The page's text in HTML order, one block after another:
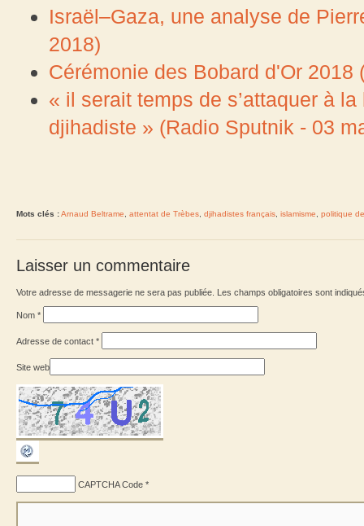
Israël–Gaza, une analyse de
2018)
Cérémonie des Bobard d'Or 2018
« il serait temps de s’attaquer à
djihadiste » (Radio Sputnik - 03
Mots clés :Arnaud Beltrame attentat de Trèbes djihadistes français islamisme politique
Laisser un commentaire
Votre adresse de messagerie ne sera pas publiée. Les champs obligatoires sont
Nom *
Adresse de contact *
Site web
CAPTCHA Code *